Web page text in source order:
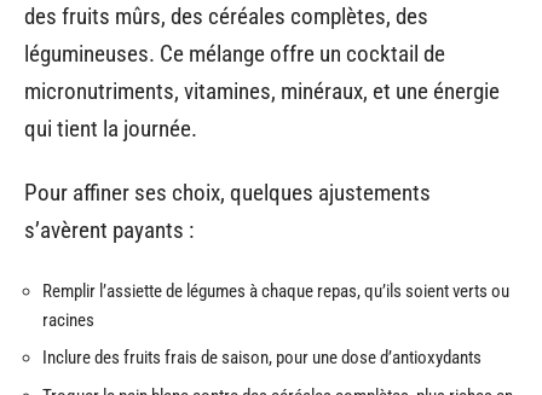
des fruits mûrs, des céréales complètes, des
légumineuses. Ce mélange offre un cocktail de
micronutriments, vitamines, minéraux, et une énergie
qui tient la journée.
Pour affiner ses choix, quelques ajustements
s’avèrent payants :
Remplir l’assiette de légumes à chaque repas, qu’ils soient verts ou
racines
Inclure des fruits frais de saison, pour une dose d’antioxydants